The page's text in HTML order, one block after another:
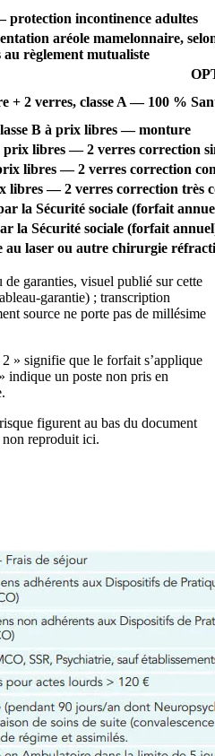
incontinence adultes
aréole mamelonnaire,
au règlement mutualiste
+ 2 verres, classe A — 100 %
B à prix libres — monture
prix libres — 2 verres correction
libres — 2 verres correction
libres — 2 verres correction très
la Sécurité sociale (forfait
la Sécurité sociale (forfait
au laser ou autre chirurgie
garanties, visuel publié sur cette
garantie) ; transcription
source ne porte pas de millésime
» signifie que le forfait s’applique
indique un poste non pris en
figurent au bas du document
reproduit ici.